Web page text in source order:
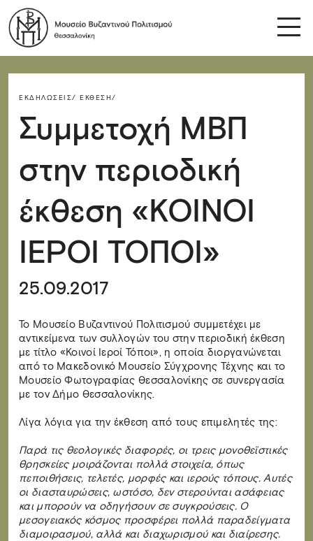
ΕΚΔΗΛΏΣΕΙΣ/ ΈΚΘΕΣΗ/
Συμμετοχή ΜΒΠ
στην περιοδική
έκθεση «ΚΟΙΝΟΙ
ΙΕΡΟΙ ΤΟΠΟΙ»
25.09.2017
Το Μουσείο Βυζαντινού Πολιτισμού συμμετέχει με
αντικείμενα των συλλογών του στην περιοδική έκθεση
με τίτλο «Κοινοί Ιεροί Τόποι», η οποία διοργανώνεται
από το Μακεδονικό Μουσείο Σύγχρονης Τέχνης και το
Μουσείο Φωτογραφίας Θεσσαλονίκης σε συνεργασία
με τον Δήμο Θεσσαλονίκης.
Λίγα λόγια για την έκθεση από τους επιμελητές της:
Παρά τις θεολογικές διαφορές, οι τρεις μονοθεϊστικές
θρησκείες μοιράζονται πολλά στοιχεία, όπως
πεποιθήσεις, τελετές, μορφές και ιερούς τόπους. Αυτές
οι διασταυρώσεις, ωστόσο, δεν στερούνται ασάφειας
και μπορούν να οδηγήσουν σε συγκρούσεις. Ο
μεσογειακός κόσμος προσφέρει πολλά παραδείγματα
διαμοιρασμού, αλλά και διαχωρισμού και διαίρεσης.